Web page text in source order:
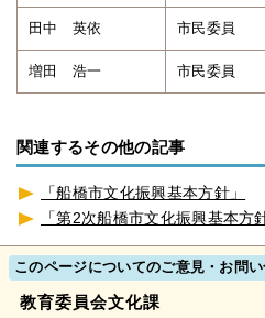
田中 英依 市民委員
増田 浩一 市民委員
関連するその他の記事
「船橋市文化振興基本方針」
「第2次船橋市文化振興基本方
このページについてのご意見・お問
教育委員会文化課